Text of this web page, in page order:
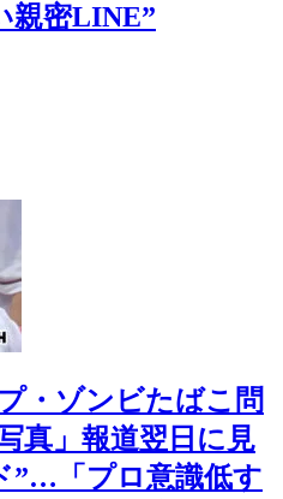
親密LINE”
・ゾンビたばこ問
真」報道翌日に見
”…「プロ意識低す